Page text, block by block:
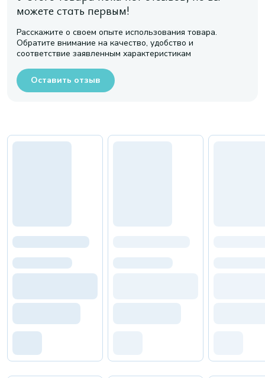
можете стать первым!
Расскажите о своем опыте использования товара.
Обратите внимание на качество, удобство и
соответствие заявленным характеристикам
Оставить отзыв